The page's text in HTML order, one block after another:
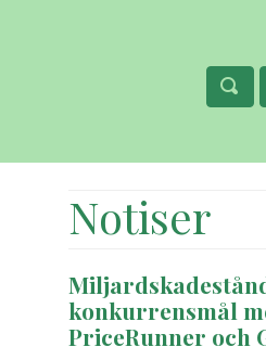
Notiser
konkurrensmål
PriceRunner och